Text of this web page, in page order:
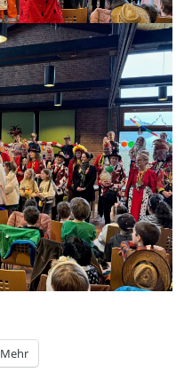
Mehr